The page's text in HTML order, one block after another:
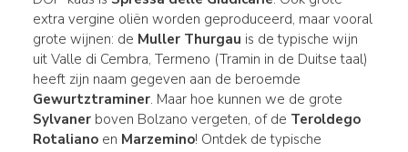
extra vergine oliën worden geproduceerd, maar vooral
grote wijnen: de Muller Thurgau is de typische wijn
uit Valle di Cembra, Termeno (Tramin in de Duitse taal)
heeft zijn naam gegeven aan de beroemde
Gewurtztraminer. Maar hoe kunnen we de grote
Sylvanerboven Bolzano vergeten, of de Teroldego
Rotalianoen Marzemino! Ontdek de typische